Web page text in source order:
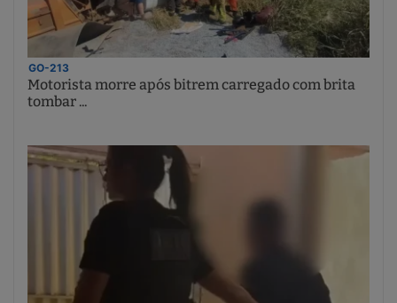
GO-213
Motorista morre após bitrem carregado com brita
tombar ...